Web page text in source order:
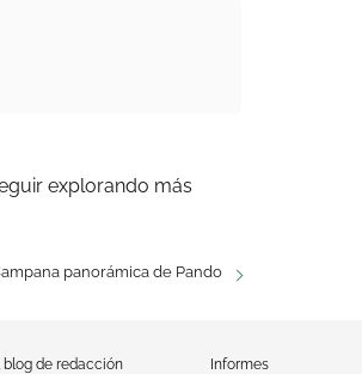
explorando más
panorámica de Pando
blog de redacción
Informes